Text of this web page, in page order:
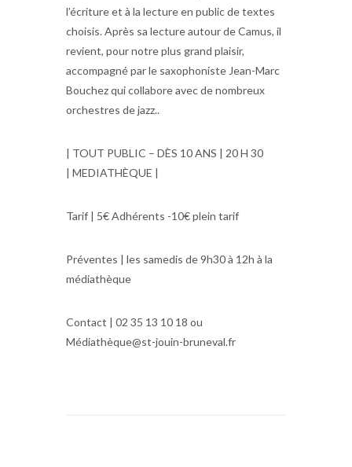
l’écriture et à la lecture en public de textes
choisis. Après sa lecture autour de Camus, il
revient, pour notre plus grand plaisir,
accompagné par le saxophoniste Jean-Marc
Bouchez qui collabore avec de nombreux
orchestres de jazz..
| TOUT PUBLIC – DÈS 10 ANS | 20 H 30
| MEDIATHÈQUE |
Tarif | 5€ Adhérents -10€ plein tarif
Préventes | les samedis de 9h30 à 12h à la
médiathèque
Contact | 02 35 13 10 18 ou
Médiathèque@st-jouin-bruneval.fr